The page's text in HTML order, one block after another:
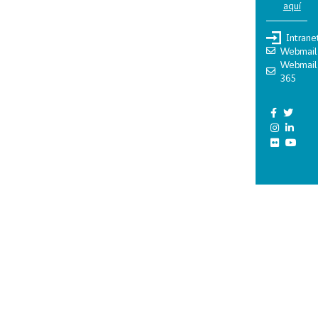
aquí
Webmail
Webmail
365